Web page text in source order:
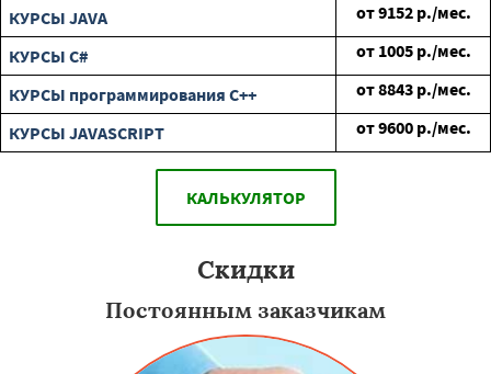
КУРСЫ JAVA
от9152 р./мес.
КУРСЫ C#
от 1005 р./мес.
КУРСЫ программирования C++
от8843 р./мес.
КУРСЫ JAVASCRIPT
от9600 р./мес.
КАЛЬКУЛЯТОР
Скидки
Постоянным заказчикам